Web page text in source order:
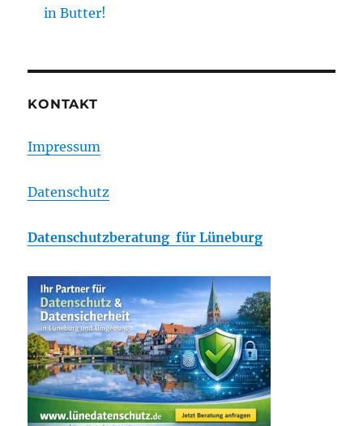
in Butter!
KONTAKT
Impressum
Datenschutz
Datenschutzberatung für Lüneburg